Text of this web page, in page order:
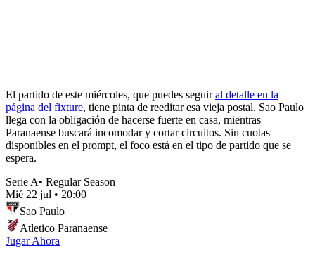
El partido de este miércoles, que puedes seguiral detalle en la
página del fixture, tiene pinta de reeditar esa vieja postal. Sao Paulo
llega con la obligación de hacerse fuerte en casa, mientras
Paranaense buscará incomodar y cortar circuitos. Sin cuotas
disponibles en el prompt, el foco está en el tipo de partido que se
espera.
Serie A• Regular Season
Mié 22 jul • 20:00
Sao Paulo
Atletico Paranaense
Jugar Ahora